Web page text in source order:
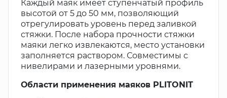
Каждый маяк имеет ступенчатый профиль
высотой от 5 до 50 мм, позволяющий
отрегулировать уровень перед заливкой
стяжки. После набора прочности стяжки
маяки легко извлекаются, место установки
заполняется раствором. Совместимы с
нивелирами и лазерными уровнями.
Области применения маяков PLITONIT